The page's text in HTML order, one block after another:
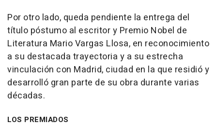
Por otro lado, queda pendiente la entrega del
título póstumo al escritor y Premio Nobel de
Literatura Mario Vargas Llosa, en reconocimiento
a su destacada trayectoria y a su estrecha
vinculación con Madrid, ciudad en la que residió y
desarrolló gran parte de su obra durante varias
décadas.
LOS PREMIADOS